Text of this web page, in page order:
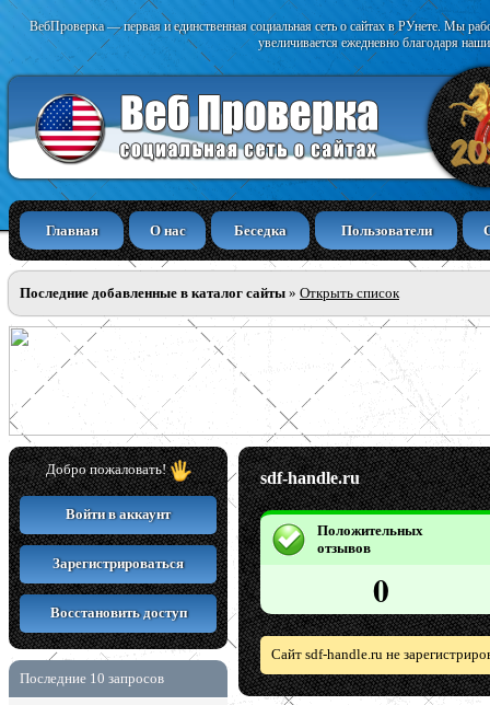
ВебПроверка — первая и единственная социальная сеть о сайтах в РУнете. Мы
увеличивается ежедневно благодаря
Главная О нас Беседка Пользователи
Последние добавленные в каталог сайты » Открыть список
Добро пожаловать!
Войти в аккаунт
Зарегистрироваться
Восстановить доступ
Последние 10 запросов
sdf-handle.ru
Положительных
отзывов
0
Сайт sdf-handle.ru не